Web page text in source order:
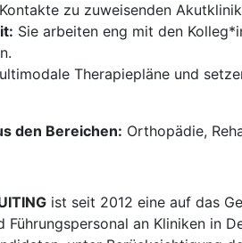
zu zuweisenden
Sie arbeiten eng mit den
Therapiepläne und
den Bereichen: Orthopädie,
ist seit 2012 eine auf das
an Kliniken in